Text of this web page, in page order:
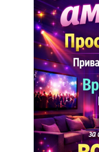
Со силно
ќе ја
плановите и
можности за
кариерата, но
блиските. За
на свое место.